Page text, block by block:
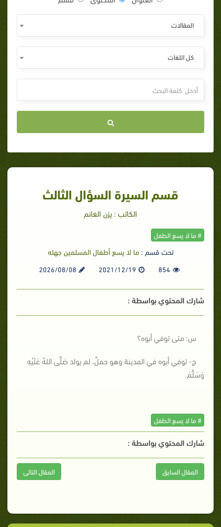
المقالات
كل اللغات
قسم السيرة السؤال الثالث
الكاتب : يزن الغانم
# ما لا يسع الطفل
تحت قسم :ما لا يسع أطفال المسلمين جهله
854
2021/12/19
2026/08/08
شارك المحتوي بواسطة :
س: متى توفي أبوه؟
ج- توفي أبوه في المدينة وهو حملٌ، لم يولد صَلَّى اللهُ عَلَيْهِ
وَسَلَّمَ.
# ما لا يسع الطفل
شارك المحتوي بواسطة :
المقال السابق المقال التالى